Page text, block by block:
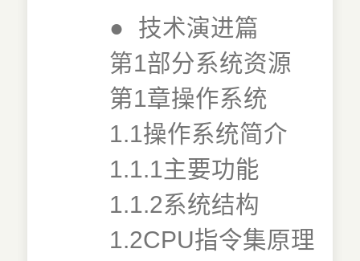
●
技术演进篇
第1部分系统资源
第1章操作系统
1.1操作系统简介
1.1.1主要功能
1.1.2系统结构
1.2CPU指令集原理